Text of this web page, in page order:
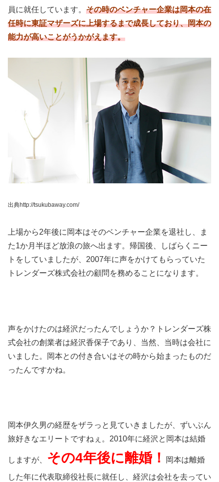
員に就任しています。 その時のベンチャー企業は岡本の在
任時に東証マザーズに上場するまで成長しており、岡本の
能力が高いことがうかがえます。
出典http://tsukubaway.com/
上場から2年後に岡本はそのベンチャー企業を退社し、ま
た1か月半ほど放浪の旅へ出ます。帰国後、しばらくニー
トをしていましたが、2007年に声をかけてもらっていた
トレンダーズ株式会社の顧問を務めることになります。
声をかけたのは経沢だったんでしょうか？トレンダーズ株
式会社の創業者は経沢香保子であり、当然、当時は会社に
いました。岡本との付き合いはその時から始まったものだ
ったんですかね。
岡本伊久男の経歴をザラっと見ていきましたが、ずいぶん
旅好きなエリートですねぇ。2010年に経沢と岡本は結婚
しますが、 その4年後に離婚！ 岡本は離婚
した年に代表取締役社長に就任し、経沢は会社を去ってい